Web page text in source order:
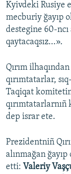
Kyivdeki Rusiye
mecburiy ğayıp
destegine 60-
qaytacaqsız...».
Qırım
qırımtatarlar,
Taqiqat
qırımtatarlarnıñ
dep israr ete.
Prezidentniñ
alınmağan
etti: Valeriy